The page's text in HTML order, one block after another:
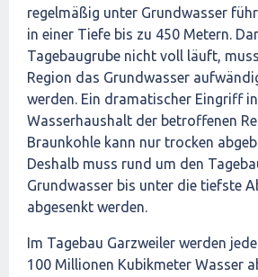
regelmäßig unter Grundwasser
in einer Tiefe bis zu 450 Metern.
Tagebaugrube nicht voll läuft,
Region das Grundwasser
werden. Ein dramatischer Eingriff
Wasserhaushalt der betroffenen
Braunkohle kann nur trocken
Deshalb muss rund um den
Grundwasser bis unter die tiefste
abgesenkt werden.
Im Tagebau Garzweiler werden
100 Millionen Kubikmeter Wasser